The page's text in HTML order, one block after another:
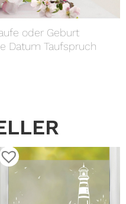
oder Geburt
Datum Taufspruch